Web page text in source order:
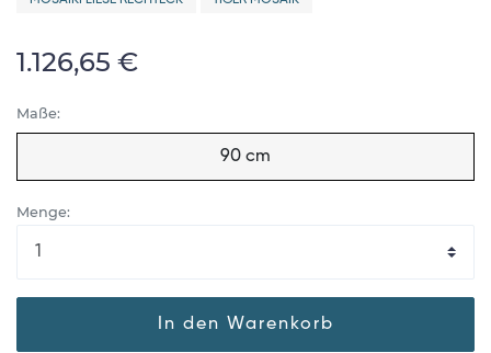
1.126,65 €
Maße:
90 cm
Menge:
In den Warenkorb